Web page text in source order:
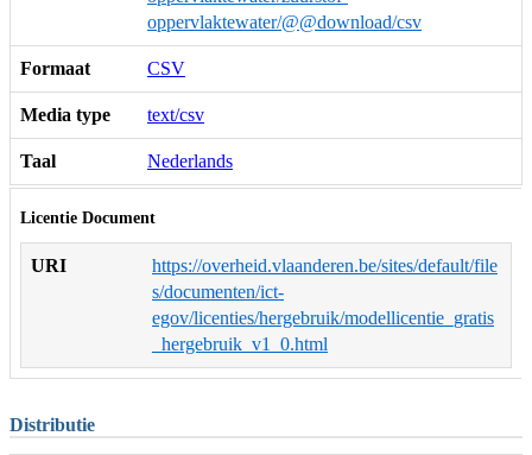
oppervlaktewater/@@download/csv
Formaat CSV
Media type text/csv
Taal Nederlands
Licentie Document
URI
https://overheid.vlaanderen.be/sites/default/file
s/documenten/ict-
egov/licenties/hergebruik/modellicentie_gratis
_hergebruik_v1_0.html
Distributie